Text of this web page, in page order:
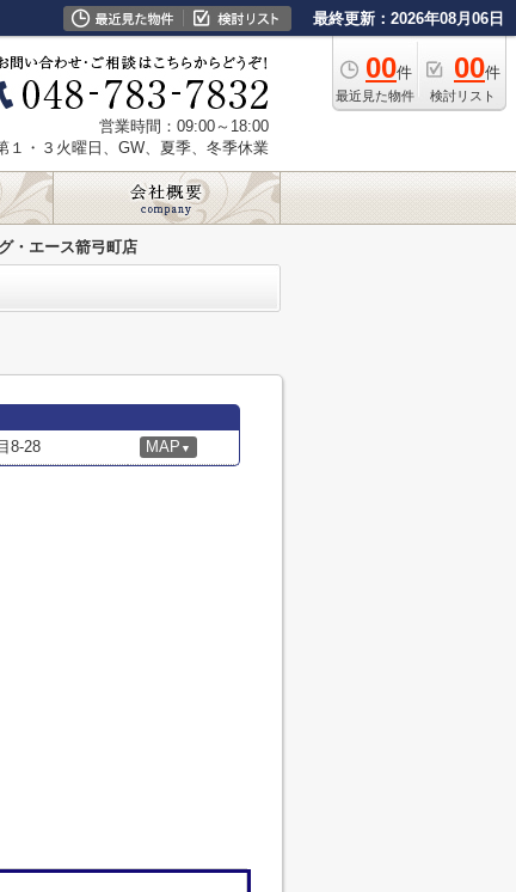
最終更新：2026年08月06日
00件
最近見た物件
00件
検討リスト
営業時間：09:00～18:00
１・３火曜日、GW、夏季、冬季休業
・エース箭弓町店
8-28 MAP ▼